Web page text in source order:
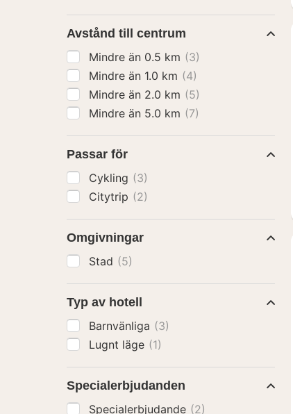
Avstånd till centrum
Mindre än 0.5 km (3)
Mindre än 1.0 km (4)
Mindre än 2.0 km (5)
Mindre än 5.0 km (7)
Passar för
Cykling (3)
Citytrip (2)
Omgivningar
Stad (5)
Typ av hotell
Barnvänliga (3)
Lugnt läge (1)
Specialerbjudanden
Specialerbjudande (2)